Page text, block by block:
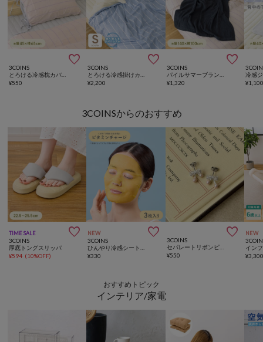

3COINS
¥550

3COINS
¥2,200

3COINS
¥1,320 ¥
3COINSからのおすすめ
TIME SALE 
3COINS
厚底トングスリッパ
¥594 (10%OFF)
NEW 
3COINS
¥330

3COINS
セパレートリボンピアス
¥550
NEW
¥
おすすめトピック
インテリア/家電